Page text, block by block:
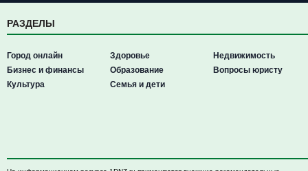
РАЗДЕЛЫ
Город онлайн
Бизнес и финансы
Культура
Здоровье
Образование
Семья и дети
Недвижимость
Вопросы юристу